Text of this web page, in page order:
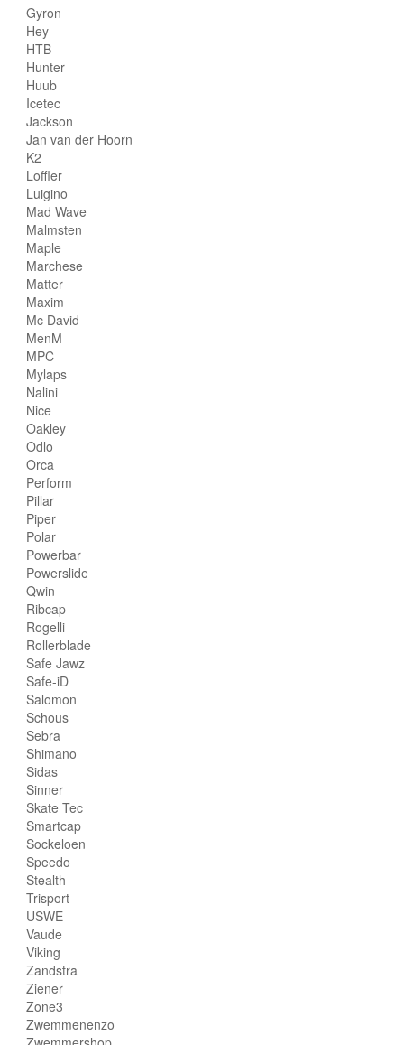
Gyron
Hey
HTB
Hunter
Huub
Icetec
Jackson
Jan van der Hoorn
K2
Loffler
Luigino
Mad Wave
Malmsten
Maple
Marchese
Matter
Maxim
Mc David
MenM
MPC
Mylaps
Nalini
Nice
Oakley
Odlo
Orca
Perform
Pillar
Piper
Polar
Powerbar
Powerslide
Qwin
Ribcap
Rogelli
Rollerblade
Safe Jawz
Safe-iD
Salomon
Schous
Sebra
Shimano
Sidas
Sinner
Skate Tec
Smartcap
Sockeloen
Speedo
Stealth
Trisport
USWE
Vaude
Viking
Zandstra
Ziener
Zone3
Zwemmenenzo